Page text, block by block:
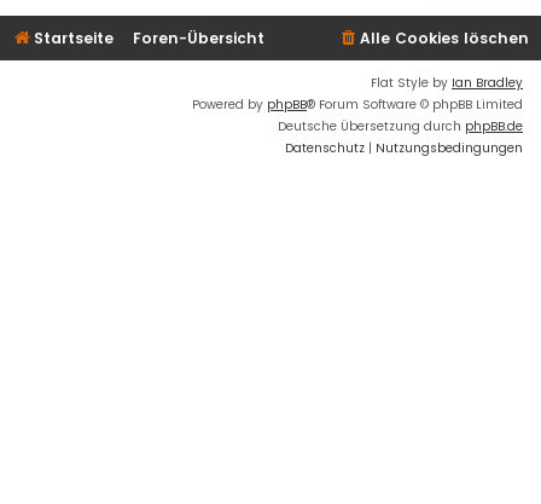
Startseite Foren-Übersicht Alle Cookies löschen
Flat Style by Ian Bradley
Powered by phpBB® Forum Software © phpBB Limited
Deutsche Übersetzung durch phpBB.de
Datenschutz | Nutzungsbedingungen